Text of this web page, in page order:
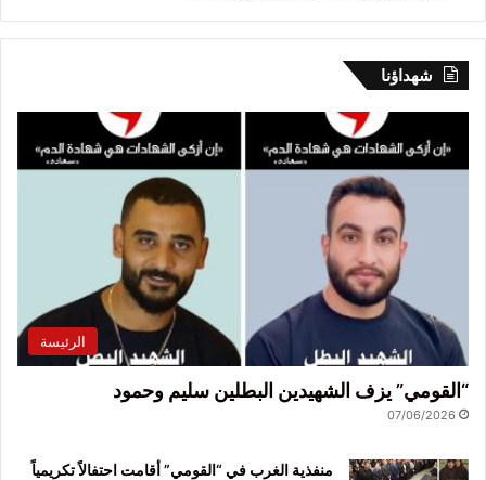
شهداؤنا
الرئيسة
“القومي” يزف الشهيدين البطلين سليم وحمود
07/06/2026
منفذية الغرب في “القومي” أقامت احتفالاً تكريمياً